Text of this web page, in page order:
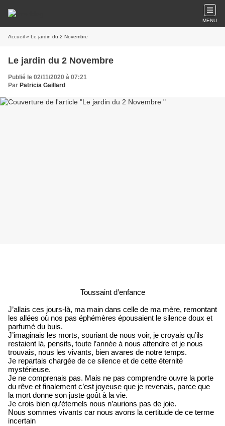
MENU
Accueil » Le jardin du 2 Novembre
Le jardin du 2 Novembre
Publié le 02/11/2020 à 07:21
Par Patricia Gaillard
Toussaint d’enfance
J’allais ces jours-là, ma main dans celle de ma mère, remontant
les allées où nos pas éphémères épousaient le silence doux et
parfumé du buis.
J’imaginais les morts, souriant de nous voir, je croyais qu’ils
restaient là, pensifs, toute l’année à nous attendre et je nous
trouvais, nous les vivants, bien avares de notre temps.
Je repartais chargée de ce silence et de cette éternité
mystérieuse.
Je ne comprenais pas. Mais ne pas comprendre ouvre la porte
du rêve et finalement c’est joyeuse que je revenais, parce que
la mort donne son juste goût à la vie.
Je crois bien qu’éternels nous n’aurions pas de joie.
Nous sommes vivants car nous avons la certitude de ce terme
incertain